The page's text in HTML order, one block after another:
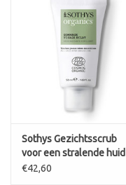
Sothys Gezichtsscrub
voor een stralende huid
gommage visage eclat
€42,60